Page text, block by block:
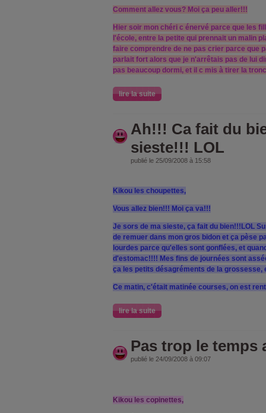
Comment allez vous? Moi ça peu aller!!!
Hier soir mon chéri c énervé parce que les
l'école, entre la petite qui prennait un malin
faire comprendre de ne pas crier parce que
parlait fort alors que je n'arrêtais pas de lui
pas beaucoup dormi, et il c mis à tirer la
lire la suite
Ah!!! Ca fait du
sieste!!! LOL
publié le 25/09/2008 à 15:58
Kikou les choupettes,
Vous allez bien!!! Moi ça va!!!
Je sors de ma sieste, ça fait du bien!!!LOL
de remuer dans mon gros bidon et ça pèse
lourdes parce qu'elles sont gonflées, et
d'estomac!!!! Mes fins de journées sont
ça les petits désagréments de la grossesse,
Ce matin, c'était matinée courses, on est
lire la suite
Pas trop le
publié le 24/09/2008 à 09:07
Kikou les copinettes,